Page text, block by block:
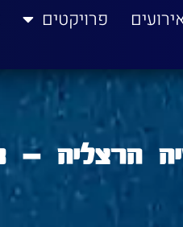
פרויקטים
– 03.09.2023